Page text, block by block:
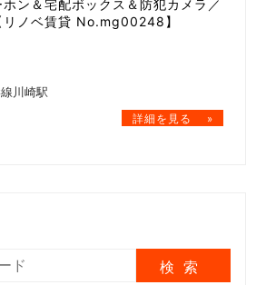
ン＆宅配ボックス＆防犯カメラ／
リノベ賃貸 No.mg00248】
川崎駅